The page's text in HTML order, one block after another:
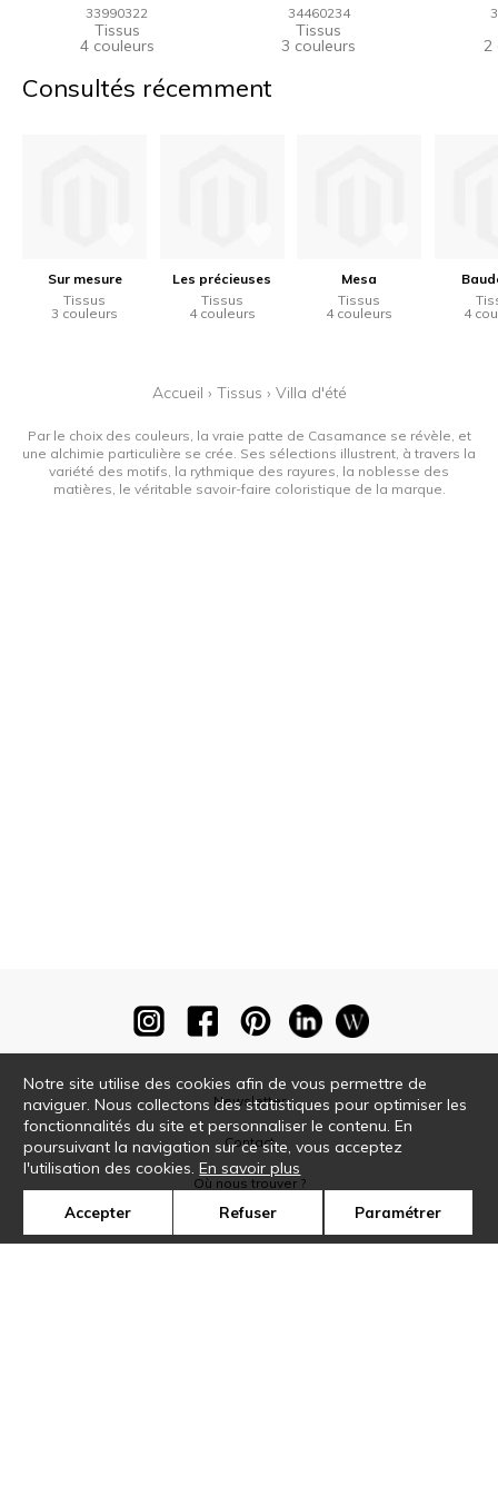
33990322
Tissus
4 couleurs
34460234
Tissus
3 couleurs 2
Consultés récemment
Sur mesure
Tissus
3 couleurs
Les précieuses
Tissus
4 couleurs
Mesa
Tissus
4 couleurs
4
Accueil › Tissus › Villa d'été
Par le choix des couleurs, la vraie patte de Casamance se révèle, et
une alchimie particulière se crée. Ses sélections illustrent, à travers la
variété des motifs, la rythmique des rayures, la noblesse des
matières, le véritable savoir-faire coloristique de la marque.
Newsletter
Contact
Où nous trouver ?
Notre site utilise des cookies afin de vous permettre de
naviguer. Nous collectons des statistiques pour optimiser les
fonctionnalités du site et personnaliser le contenu. En
poursuivant la navigation sur ce site, vous acceptez
l'utilisation des cookies.En savoir plus
Accepter Refuser Paramétrer